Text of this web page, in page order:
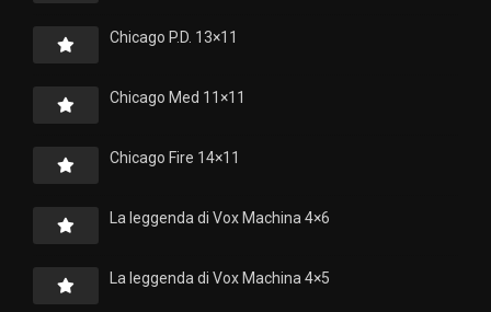
Chicago P.D. 13×11
Chicago Med 11×11
Chicago Fire 14×11
La leggenda di Vox Machina 4×6
La leggenda di Vox Machina 4×5